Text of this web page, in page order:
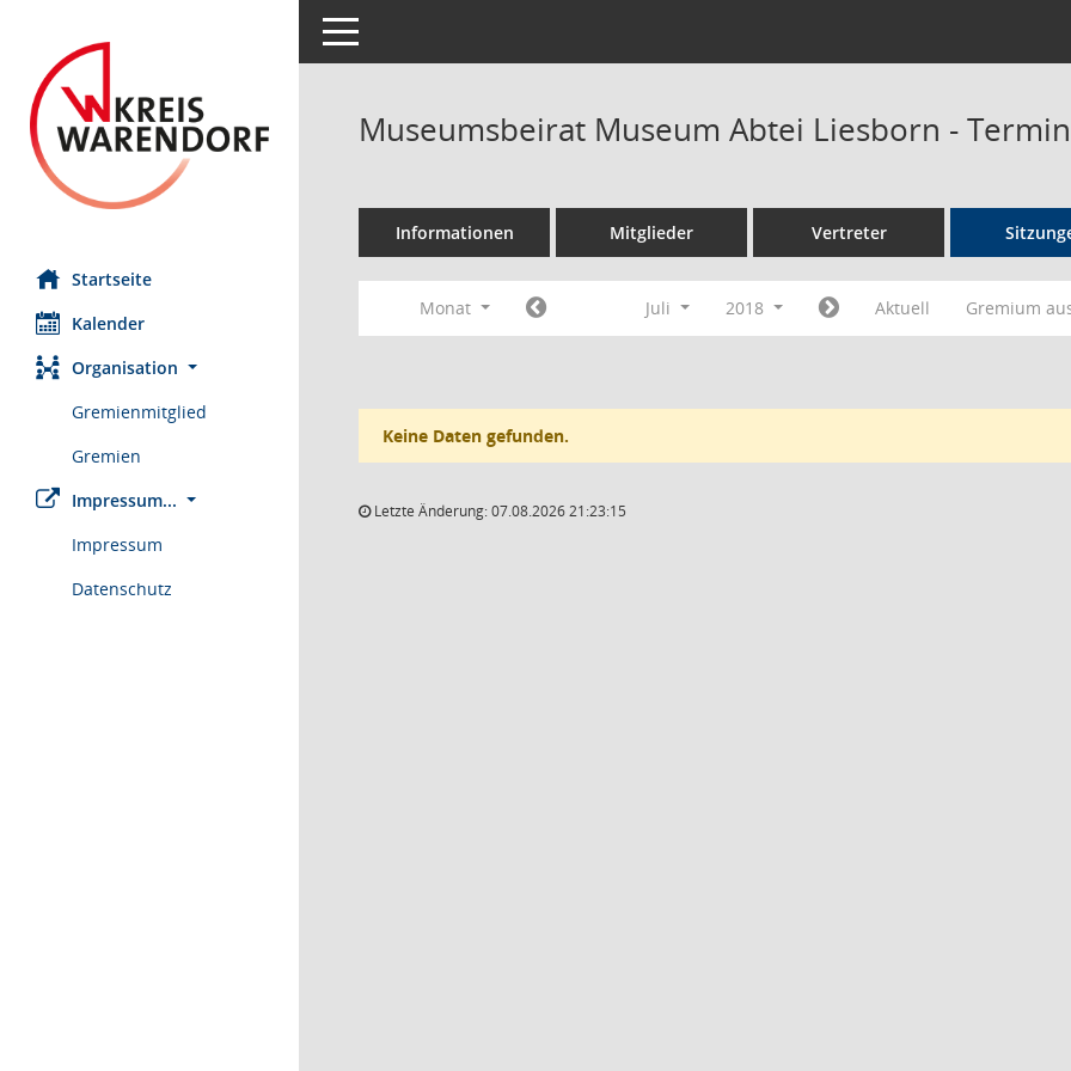
Startseite
Kalender
Organisation
Gremienmitglied
Gremien
Impressum...
Impressum
Datenschutz
Toggle navigation
Museumsbeirat Museum Abtei Liesborn -
Informationen Mitglieder Vertreter
Monat Juli 2018 Aktuell Gremium
Keine Daten gefunden.
Letzte Änderung: 07.08.2026 21:23:15